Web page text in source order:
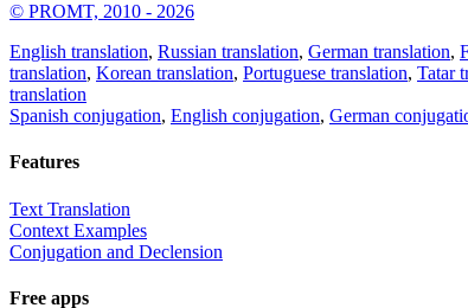
© PROMT, 2010 - 2026
English translation, Russian translation, German translation,
translation, Korean translation, Portuguese translation, Tatar
translation
Spanish conjugation, English conjugation, German
Features
Text Translation
Context Examples
Conjugation and Declension
Free apps